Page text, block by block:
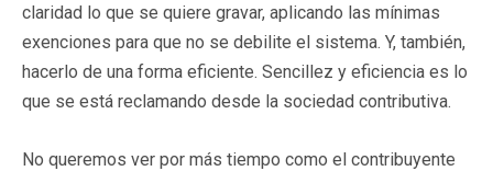
claridad lo que se quiere gravar, aplicando las mínimas
exenciones para que no se debilite el sistema. Y, también,
hacerlo de una forma eficiente. Sencillez y eficiencia es lo
que se está reclamando desde la sociedad contributiva.
No queremos ver por más tiempo como el contribuyente